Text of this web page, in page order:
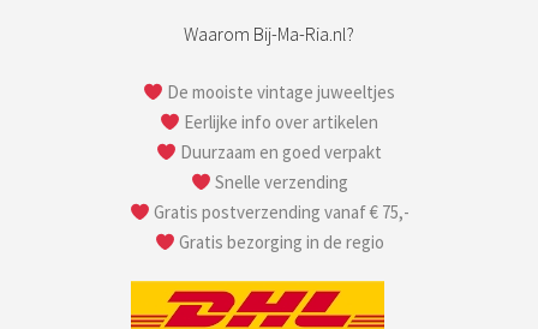
Waarom Bij-Ma-Ria.nl?
De mooiste vintage juweeltjes
Eerlijke info over artikelen
Duurzaam en goed verpakt
Snelle verzending
Gratis postverzending vanaf € 75,-
Gratis bezorging in de regio